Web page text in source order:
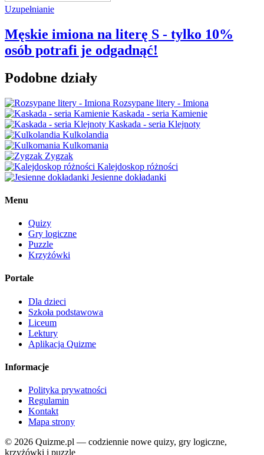
Uzupełnianie
Męskie imiona na literę S - tylko 10%
osób potrafi je odgadnąć!
Podobne działy
Rozsypane litery - Imiona
Kaskada - seria Kamienie
Kaskada - seria Klejnoty
Kulkolandia
Kulkomania
Zygzak
Kalejdoskop różności
Jesienne dokładanki
Menu
Quizy
Gry logiczne
Puzzle
Krzyżówki
Portale
Dla dzieci
Szkoła podstawowa
Liceum
Lektury
Aplikacja Quizme
Informacje
Polityka prywatności
Regulamin
Kontakt
Mapa strony
© 2026 Quizme.pl — codziennie nowe quizy, gry logiczne,
krzyżówki i puzzle